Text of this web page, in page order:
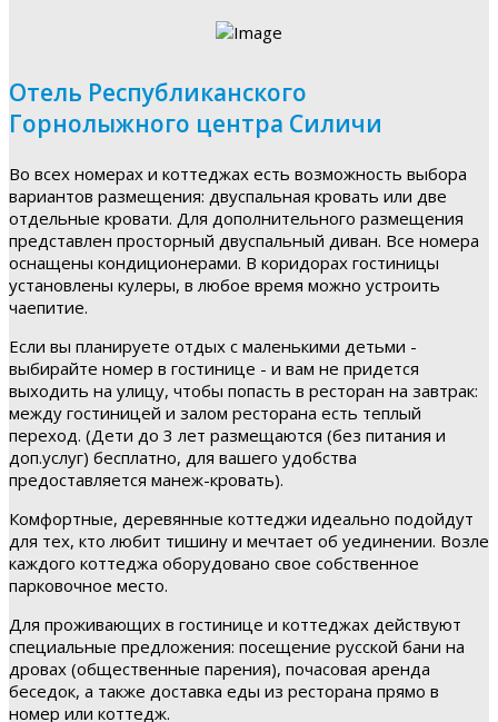
Отель Республиканского
Горнолыжного центра Силичи
Во всех номерах и коттеджах есть возможность выбора
вариантов размещения: двуспальная кровать или две
отдельные кровати. Для дополнительного размещения
представлен просторный двуспальный диван. Все номера
оснащены кондиционерами. В коридорах гостиницы
установлены кулеры, в любое время можно устроить
чаепитие.
Если вы планируете отдых с маленькими детьми -
выбирайте номер в гостинице - и вам не придется
выходить на улицу, чтобы попасть в ресторан на завтрак:
между гостиницей и залом ресторана есть теплый
переход. (Дети до 3 лет размещаются (без питания и
доп.услуг) бесплатно, для вашего удобства
предоставляется манеж-кровать).
Комфортные, деревянные коттеджи идеально подойдут
для тех, кто любит тишину и мечтает об уединении. Возле
каждого коттеджа оборудовано свое собственное
парковочное место.
Для проживающих в гостинице и коттеджах действуют
специальные предложения: посещение русской бани на
дровах (общественные парения), почасовая аренда
беседок, а также доставка еды из ресторана прямо в
номер или коттедж.